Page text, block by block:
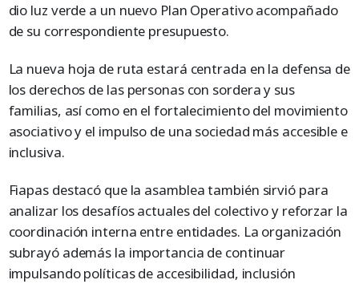
dio luz verde a un nuevo Plan Operativo acompañado
de su correspondiente presupuesto.
La nueva hoja de ruta estará centrada en la defensa de
los derechos de las personas con sordera y sus
familias, así como en el fortalecimiento del movimiento
asociativo y el impulso de una sociedad más accesible e
inclusiva.
Fiapas destacó que la asamblea también sirvió para
analizar los desafíos actuales del colectivo y reforzar la
coordinación interna entre entidades. La organización
subrayó además la importancia de continuar
impulsando políticas de accesibilidad, inclusión